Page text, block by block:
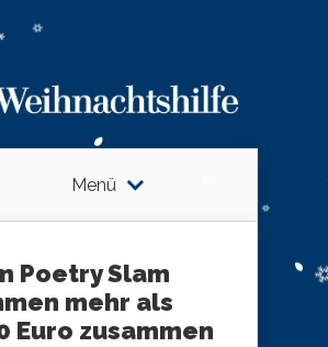
Menü
Poetry Slam
mehr als
Euro zusammen